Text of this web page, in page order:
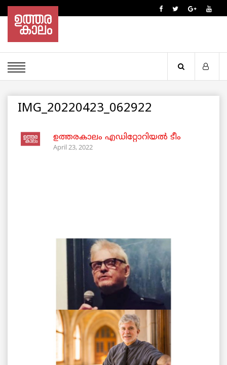
IMG_20220423_062922
ഉത്തരകാലം എഡിറ്റോറിയല്‍ ടീം
April 23, 2022